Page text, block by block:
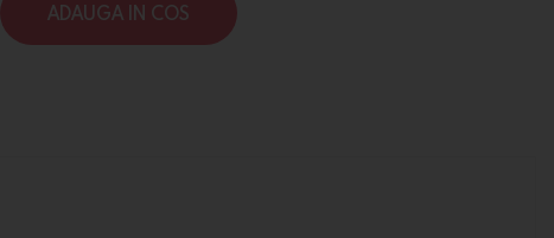
ADAUGA IN COS